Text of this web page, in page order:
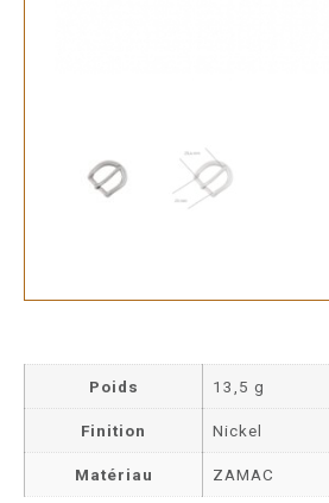
Poids 13,5 g
Finition Nickel
Matériau ZAMAC